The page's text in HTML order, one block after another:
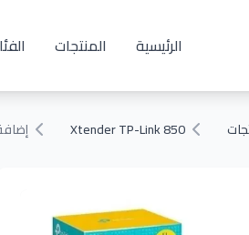
الرئيسية المنتجات
Xtender TP-Link 850